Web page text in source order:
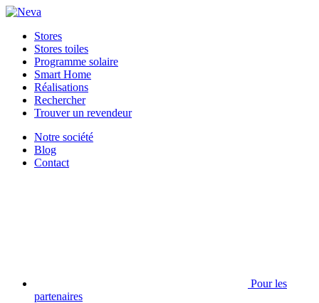
Stores
Stores toiles
Programme solaire
Smart Home
Réalisations
Rechercher
Trouver un revendeur
Notre société
Blog
Contact
Pour les
partenaires